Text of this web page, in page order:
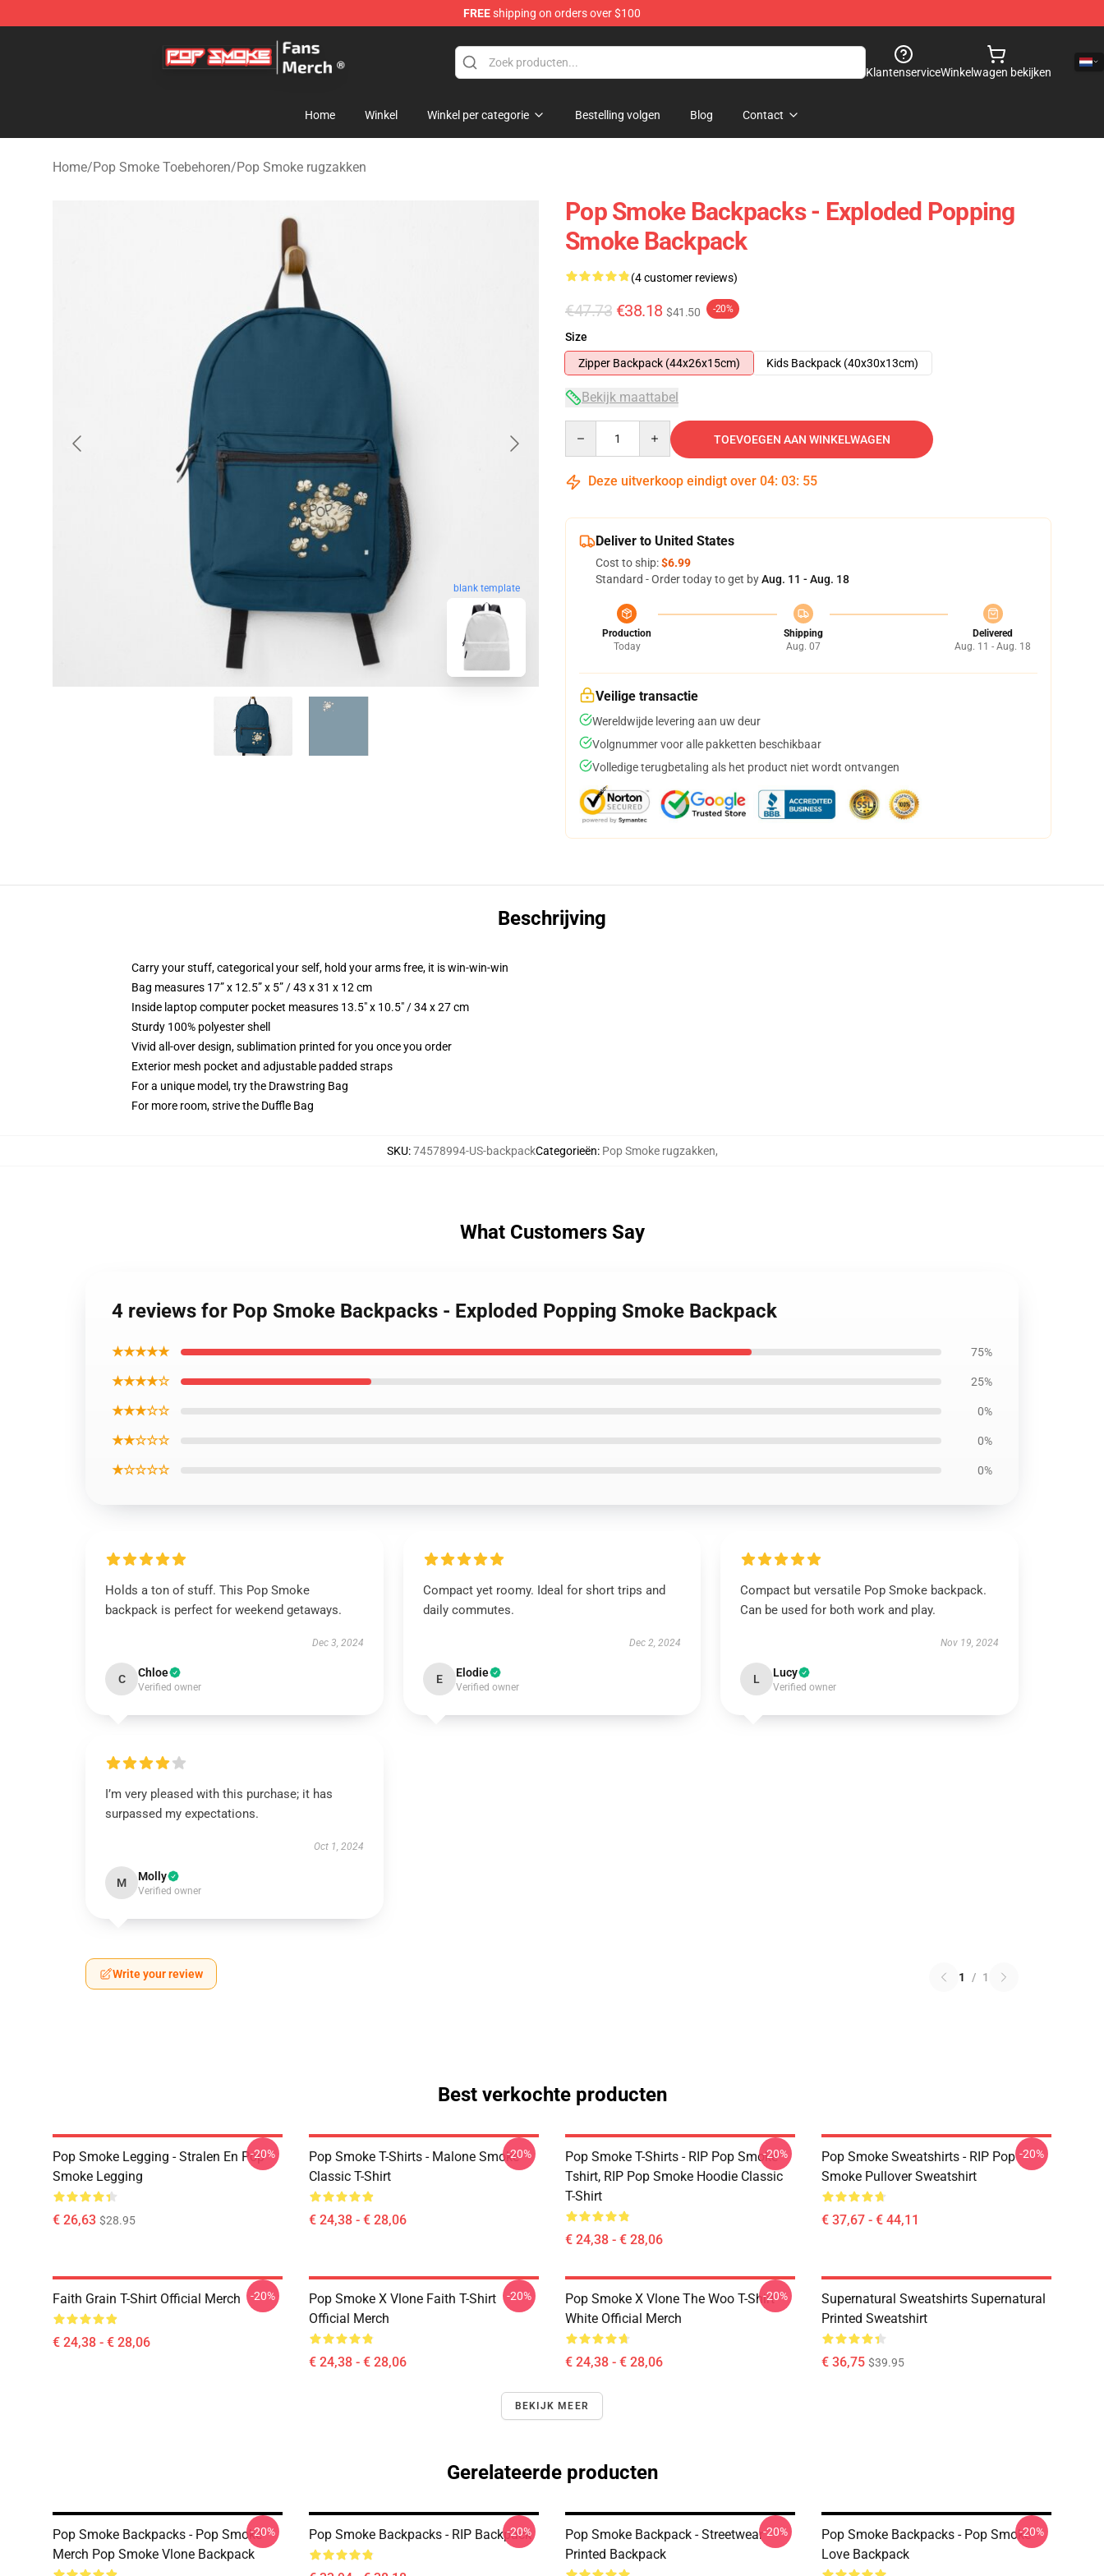
FREEshipping on orders over $100
Pop Smoke Store - Official Pop Smoke Merchandise Shop
KlantenserviceWinkelwagen bekijken
Home Winkel Winkel per categorie Bestelling volgen Blog Contact
Home/Pop Smoke Toebehoren/Pop Smoke rugzakken
blank template
Pop Smoke Backpacks - Exploded Popping
Smoke Backpack
(4 customer reviews)
€47.73 €38.18 $41.50 -20%
Size
Zipper Backpack (44x26x15cm)
Kids Backpack (40x30x13cm)
Bekijk maattabel
TOEVOEGEN AAN WINKELWAGEN
Deze uitverkoop eindigt over 04: 03: 54
Deliver to United States
Cost to ship:$6.99
Standard - Order today to get byAug. 11 - Aug. 18
Production
Today
Shipping
Aug. 07
Delivered
Aug. 11 - Aug. 18
Veilige transactie
Wereldwijde levering aan uw deur
Volgnummer voor alle pakketten beschikbaar
Volledige terugbetaling als het product niet wordt ontvangen
Beschrijving
Carry your stuff, categorical your self, hold your arms free, it is win-win-win
Bag measures 17” x 12.5” x 5” / 43 x 31 x 12 cm
Inside laptop computer pocket measures 13.5" x 10.5" / 34 x 27 cm
Sturdy 100% polyester shell
Vivid all-over design, sublimation printed for you once you order
Exterior mesh pocket and adjustable padded straps
For a unique model, try the Drawstring Bag
For more room, strive the Duffle Bag
SKU:74578994-US-backpackCategorieën: Pop Smoke rugzakken,
What Customers Say
4 reviews for Pop Smoke Backpacks - Exploded Popping Smoke Backpack
★★★★★ 75%
★★★★☆ 25%
★★★☆☆ 0%
★★☆☆☆ 0%
★☆☆☆☆ 0%
Holds a ton of stuff. This Pop Smoke
backpack is perfect for weekend getaways.
Dec 3, 2024
C Chloe
Verified owner
Compact yet roomy. Ideal for short trips and
daily commutes.
Dec 2, 2024
E Elodie
Verified owner
Compact but versatile Pop Smoke backpack.
Can be used for both work and play.
Nov 19, 2024
L Lucy
Verified owner
I’m very pleased with this purchase; it has
surpassed my expectations.
Oct 1, 2024
M Molly
Verified owner
Write your review 1 / 1
Best verkochte producten
Pop Smoke Legging - Stralen En Pop
Smoke Legging
€ 26,63 $28.95
-20%
Pop Smoke T-Shirts - Malone Smoke
Classic T-Shirt
€ 24,38 - € 28,06
-20%
Pop Smoke T-Shirts - RIP Pop Smoke
Tshirt, RIP Pop Smoke Hoodie Classic
T-Shirt
€ 24,38 - € 28,06
-20%
Pop Smoke Sweatshirts - RIP Pop
Smoke Pullover Sweatshirt
€ 37,67 - € 44,11
-20%
Faith Grain T-Shirt Official Merch
€ 24,38 - € 28,06
-20%
Pop Smoke X Vlone Faith T-Shirt
Official Merch
€ 24,38 - € 28,06
-20%
Pop Smoke X Vlone The Woo T-Shirt
White Official Merch
€ 24,38 - € 28,06
-20%
Supernatural Sweatshirts Supernatural
Printed Sweatshirt
€ 36,75 $39.95
BEKIJK MEER
Gerelateerde producten
Pop Smoke Backpacks - Pop Smoke
Merch Pop Smoke Vlone Backpack
-20% Pop Smoke Backpacks - RIP Backpack
-20%
Pop Smoke Backpack - Streetwear
Printed Backpack
-20%
Pop Smoke Backpacks - Pop Smoke
Love Backpack
-20%